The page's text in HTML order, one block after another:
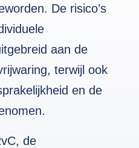
De risico’s
aan de
terwijl ook
en de
de